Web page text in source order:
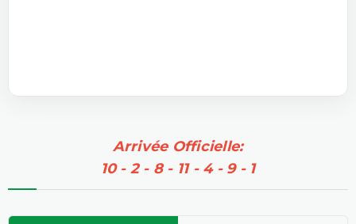
Arrivée Officielle:
10 - 2 - 8 - 11 - 4 - 9 - 1